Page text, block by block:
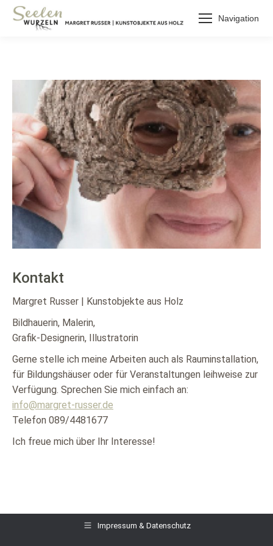
Navigation
Kontakt
Margret Russer | Kunstobjekte aus Holz
Bildhauerin, Malerin,
Grafik-Designerin, Illustratorin
Gerne stelle ich meine Arbeiten auch als Rauminstallation,
für Bildungshäuser oder für Veranstaltungen leihweise zur
Verfügung. Sprechen Sie mich einfach an:
info@margret-russer.de
Telefon 089/4481677
Ich freue mich über Ihr Interesse!
Impressum & Datenschutz